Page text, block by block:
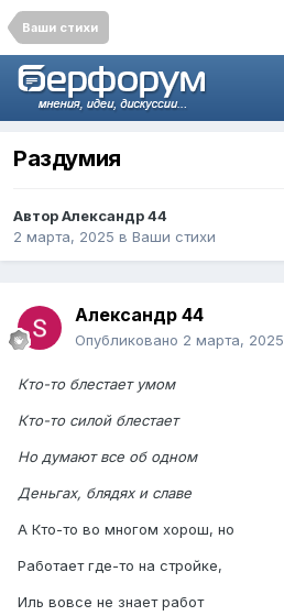
Ваши стихи
Раздумия
АвторАлександр 44
2 марта, 2025 в Ваши стихи
Александр 44
Опубликовано 2 марта, 2025
Кто-то блестает умом
Кто-то силой блестает
Но думают все об одном
Деньгах, блядях и славе
А Кто-то во многом хорош, но
Работает где-то на стройке,
Иль вовсе не знает работ